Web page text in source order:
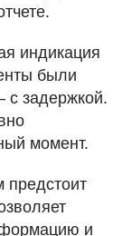
индикация
были
с задержкой.
момент.
и